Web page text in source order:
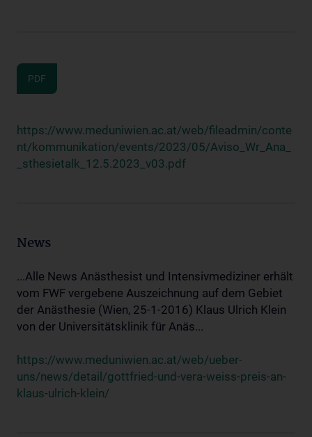
PDF
https://www.meduniwien.ac.at/web/fileadmin/conte
nt/kommunikation/events/2023/05/Aviso_Wr_Ana_
_sthesietalk_12.5.2023_v03.pdf
News
...Alle News Anästhesist und Intensivmediziner erhält
vom FWF vergebene Auszeichnung auf dem Gebiet
der Anästhesie (Wien, 25-1-2016) Klaus Ulrich Klein
von der Universitätsklinik für Anäs...
https://www.meduniwien.ac.at/web/ueber-
uns/news/detail/gottfried-und-vera-weiss-preis-an-
klaus-ulrich-klein/